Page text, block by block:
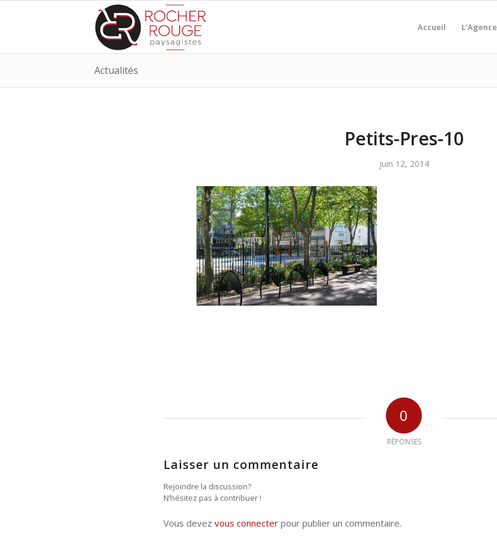
Accueil L’Agence
Actualités
Petits-Pres-10
juin 12, 2014
0
RÉPONSES
Laisser un commentaire
Rejoindre la discussion?
N’hésitez pas à contribuer !
Vous devez vous connecter pour publier un commentaire.